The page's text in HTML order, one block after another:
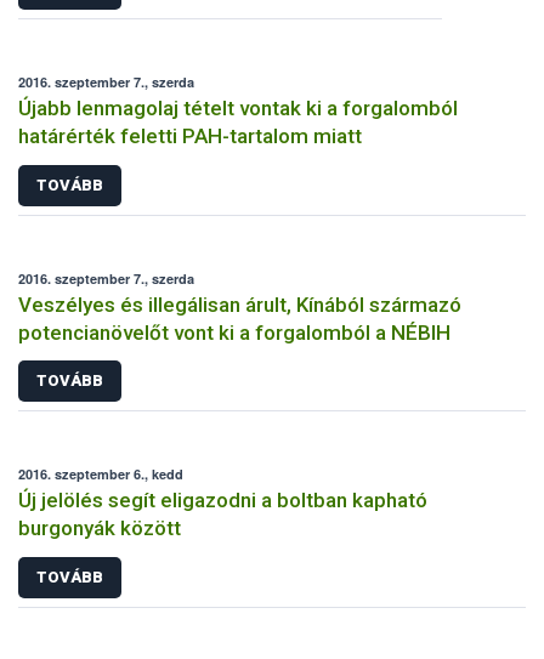
2016. szeptember 7., szerda
Újabb lenmagolaj tételt vontak ki a forgalomból
határérték feletti PAH-tartalom miatt
TOVÁBB
2016. szeptember 7., szerda
Veszélyes és illegálisan árult, Kínából származó
potencianövelőt vont ki a forgalomból a NÉBIH
TOVÁBB
2016. szeptember 6., kedd
Új jelölés segít eligazodni a boltban kapható
burgonyák között
TOVÁBB